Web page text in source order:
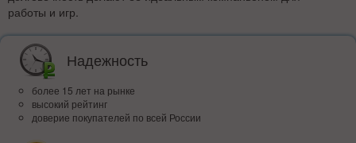
работы и игр.
Надежность
более 15 лет на рынке
высокий рейтинг
доверие покупателей по всей России